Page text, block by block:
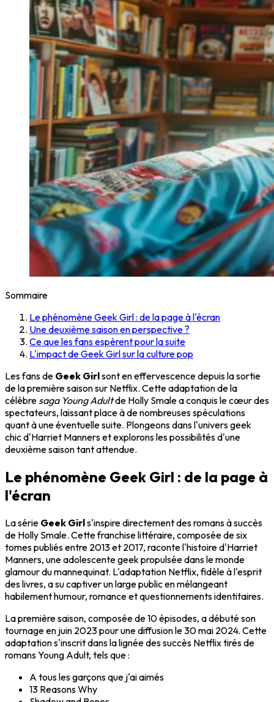
Sommaire
Le phénomène Geek Girl : de la page à l'écran
Une deuxième saison en perspective ?
Ce que les fans espèrent pour la suite
L'impact de Geek Girl sur la culture pop
Les fans de Geek Girlsont en effervescence depuis la sortie
de la première saison sur Netflix. Cette adaptation de la
célèbre saga Young Adultde Holly Smale a conquis le cœur des
spectateurs, laissant place à de nombreuses spéculations
quant à une éventuelle suite. Plongeons dans l'univers geek
chic d'Harriet Manners et explorons les possibilités d'une
deuxième saison tant attendue.
Le phénomène Geek Girl : de la page à
l'écran
La série Geek Girls'inspire directement des romans à succès
de Holly Smale. Cette franchise littéraire, composée de six
tomes publiés entre 2013 et 2017, raconte l'histoire d'Harriet
Manners, une adolescente geek propulsée dans le monde
glamour du mannequinat. L'adaptation Netflix, fidèle à l'esprit
des livres, a su captiver un large public en mélangeant
habilement humour, romance et questionnements identitaires.
La première saison, composée de 10 épisodes, a débuté son
tournage en juin 2023 pour une diffusion le 30 mai 2024. Cette
adaptation s'inscrit dans la lignée des succès Netflix tirés de
romans Young Adult, tels que :
A tous les garçons que j'ai aimés
13 Reasons Why